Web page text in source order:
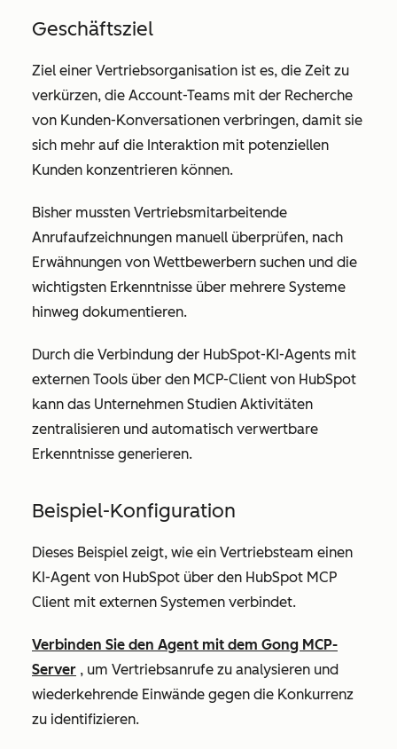
Geschäftsziel
Ziel einer Vertriebsorganisation ist es, die Zeit zu
verkürzen, die Account-Teams mit der Recherche
von Kunden-Konversationen verbringen, damit sie
sich mehr auf die Interaktion mit potenziellen
Kunden konzentrieren können.
Bisher mussten Vertriebsmitarbeitende
Anrufaufzeichnungen manuell überprüfen, nach
Erwähnungen von Wettbewerbern suchen und die
wichtigsten Erkenntnisse über mehrere Systeme
hinweg dokumentieren.
Durch die Verbindung der HubSpot-KI-Agents mit
externen Tools über den MCP-Client von HubSpot
kann das Unternehmen Studien Aktivitäten
zentralisieren und automatisch verwertbare
Erkenntnisse generieren.
Beispiel-Konfiguration
Dieses Beispiel zeigt, wie ein Vertriebsteam einen
KI-Agent von HubSpot über den HubSpot MCP
Client mit externen Systemen verbindet.
Verbinden Sie den Agent mit dem Gong MCP-
Server , um Vertriebsanrufe zu analysieren und
wiederkehrende Einwände gegen die Konkurrenz
zu identifizieren.